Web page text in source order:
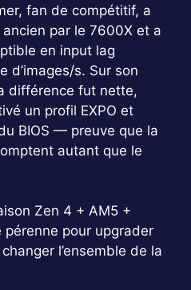
fan de compétitif, a
par le 7600X et a
en input lag
d’images/s. Sur son
différence fut nette,
un profil EXPO et
BIOS — preuve que la
autant que le
Zen 4 + AM5 +
pérenne pour upgrader
l’ensemble de la